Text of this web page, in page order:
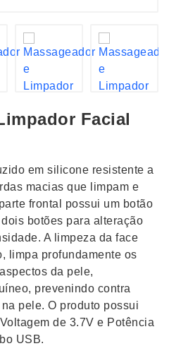
Facial
em silicone resistente a
macias que limpam e
frontal possui um botão
botões para alteração
A limpeza da face
limpa profundamente os
da pele,
prevenindo contra
pele. O produto possui
de 3.7V e Potência
USB.